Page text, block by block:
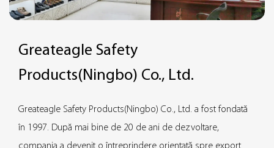
echipamentului personal de protecție al companiei.
Greateagle Safety
Products(Ningbo) Co., Ltd.
Greateagle Safety Products(Ningbo) Co., Ltd. a fost fondată
în 1997. După mai bine de 20 de ani de dezvoltare,
compania a devenit o întreprindere orientată spre export